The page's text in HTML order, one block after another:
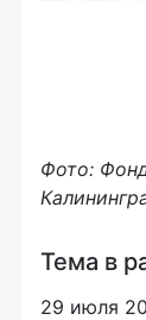
Фото:
Тема в
29 июля